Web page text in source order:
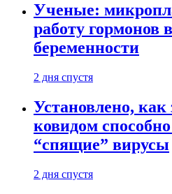
Ученые:
работу гормонов
беременности
2 дня спустя
Установлено, как
ковидом
“спящие” вирусы
2 дня спустя